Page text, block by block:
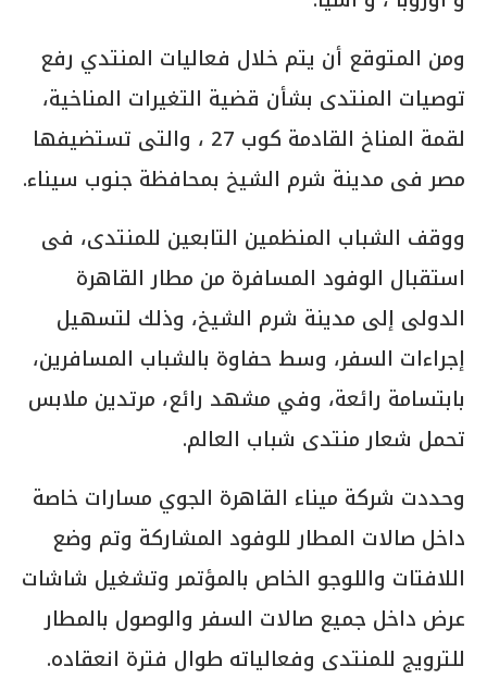
ومن المتوقع أن يتم خلال فعاليات المنتدي رفع
توصيات المنتدى بشأن قضية التغيرات المناخية،
لقمة المناخ القادمة كوب 27 ، والتى تستضيفها
مصر فى مدينة شرم الشيخ بمحافظة جنوب سيناء.
ووقف الشباب المنظمين التابعين للمنتدى، فى
استقبال الوفود المسافرة من مطار القاهرة
الدولى إلى مدينة شرم الشيخ، وذلك لتسهيل
إجراءات السفر، وسط حفاوة بالشباب المسافرين،
بابتسامة رائعة، وفي مشهد رائع، مرتدين ملابس
تحمل شعار منتدى شباب العالم.
وحددت شركة ميناء القاهرة الجوي مسارات خاصة
داخل صالات المطار للوفود المشاركة وتم وضع
اللافتات واللوجو الخاص بالمؤتمر وتشغيل شاشات
عرض داخل جميع صالات السفر والوصول بالمطار
للترويج للمنتدى وفعالياته طوال فترة انعقاده.